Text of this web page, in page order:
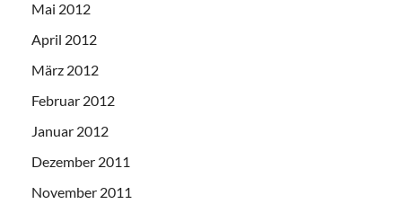
Mai 2012
April 2012
März 2012
Februar 2012
Januar 2012
Dezember 2011
November 2011